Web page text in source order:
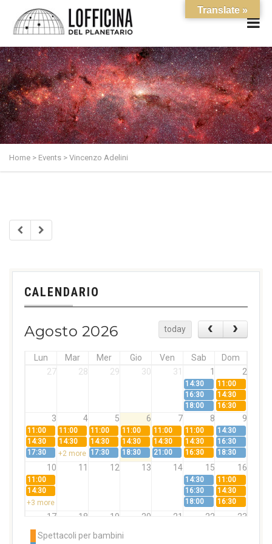
Home > Events > Vincenzo Adelini
CALENDARIO
Agosto 2026 today
Lun Mar Mer Gio Ven Sab
Dom
27
28 29 30 31 1 2
14:30
11:00
16:30
14:30
18:00
16:30
3 4 5 6 7 8 9
11:00 11:00 11:00 11:00 11:00 11:00
14:30
14:30
14:30 14:30 14:30 14:30 14:30
16:30
17:30
+2 more 17:30 18:30 21:00 16:30 18:30
10 11 12 13 14 15 16
11:00 14:30
11:00
14:30
16:30
14:30
+3 more
18:00 16:30
17 18 19 20 21 22 23
11:00
14:30
14:30 14:30 14:30
Spettacoli per bambini
Translate »